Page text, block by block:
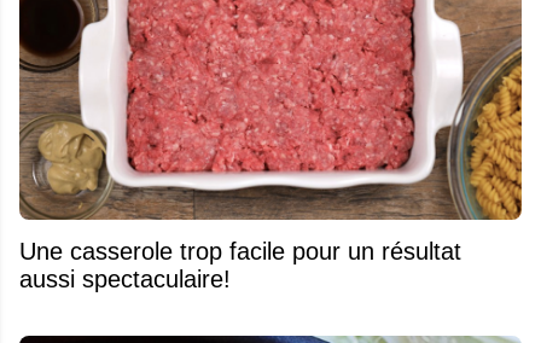
Une casserole trop facile pour un résultat
aussi spectaculaire!